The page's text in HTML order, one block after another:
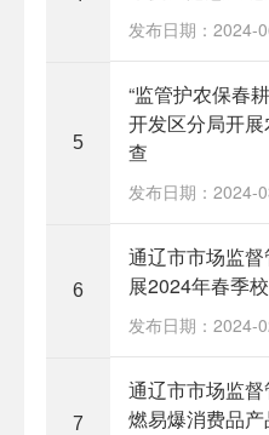
发布日期：2024-
5
“监管护农保春
开发区分局开
查
发布日期：2024-
6
通辽市市场监
展2024年春季
发布日期：2024-
7
通辽市市场监
燃易爆消费品